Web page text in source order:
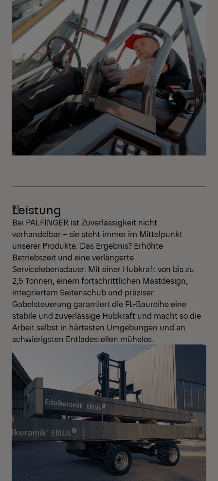
Leistung
Bei PALFINGER ist Zuverlässigkeit nicht
verhandelbar – sie steht immer im Mittelpunkt
unserer Produkte. Das Ergebnis? Erhöhte
Betriebszeit und eine verlängerte
Servicelebensdauer. Mit einer Hubkraft von bis zu
2,5 Tonnen, einem fortschrittlichen Mastdesign,
integriertem Seitenschub und präziser
Gabelsteuerung garantiert die FL-Baureihe eine
stabile und zuverlässige Hubkraft und macht so die
Arbeit selbst in härtesten Umgebungen und an
schwierigsten Entladestellen mühelos.